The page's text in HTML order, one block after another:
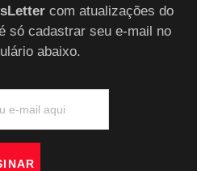
com atualizações do
só cadastrar seu e-mail no
abaixo.